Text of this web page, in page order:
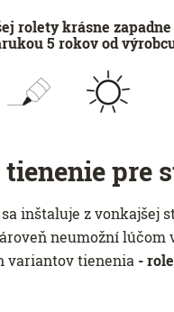
rolety krásne zapadne
5 rokov od
pre
sa inštaluje z vonkajšej
neumožní
variantov tienenia -